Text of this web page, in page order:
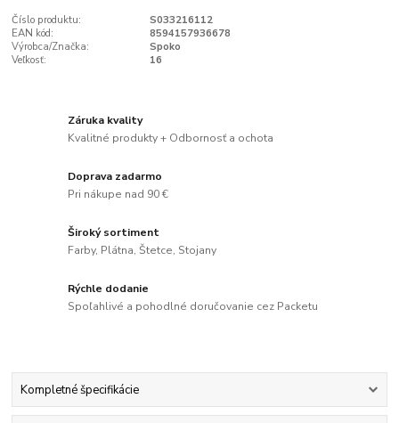
Číslo produktu:
S033216112
EAN kód:
8594157936678
Výrobca/Značka:
Spoko
Veľkosť:
16
Záruka kvality
Kvalitné produkty + Odbornosť a ochota
Doprava zadarmo
Pri nákupe nad 90 €
Široký sortiment
Farby, Plátna, Štetce, Stojany
Rýchle dodanie
Spoľahlivé a pohodlné doručovanie cez Packetu
Kompletné špecifikácie